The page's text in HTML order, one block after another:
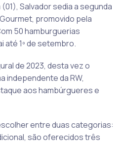
Salvador sedia a segunda
promovido pela
50 hamburguerias
até 1º de setembro.
de 2023, desta vez o
independente da RW,
aos hambúrgueres e
entre duas categorias:
são oferecidos três